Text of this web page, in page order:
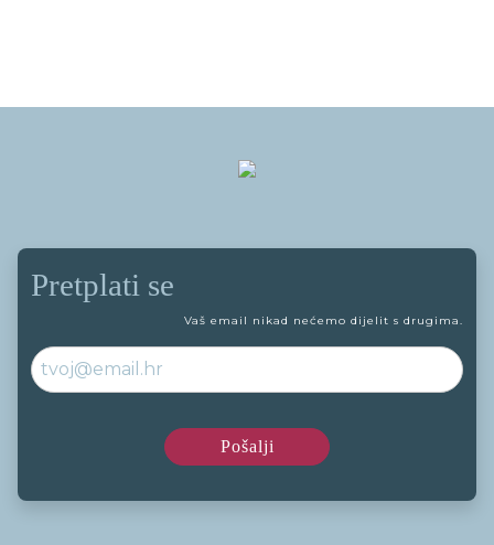
Pretplati se
Vaš email nikad nećemo dijelit s drugima.